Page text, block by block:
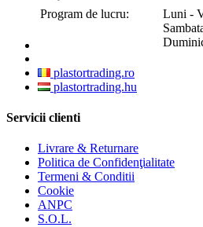
Program de lucru:
Luni -
plastortrading.ro
plastortrading.hu
Servicii clienti
Livrare & Returnare
Politica de Confidenţialitate
Termeni & Conditii
Cookie
ANPC
S.O.L.